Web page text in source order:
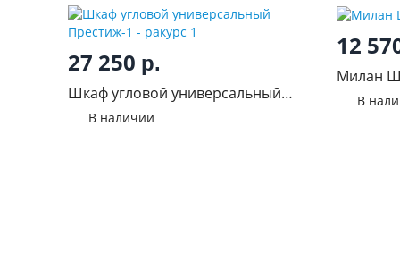
27 250 р.
Шкаф угловой универсальный
Престиж-1
В наличии
12
Милан
В